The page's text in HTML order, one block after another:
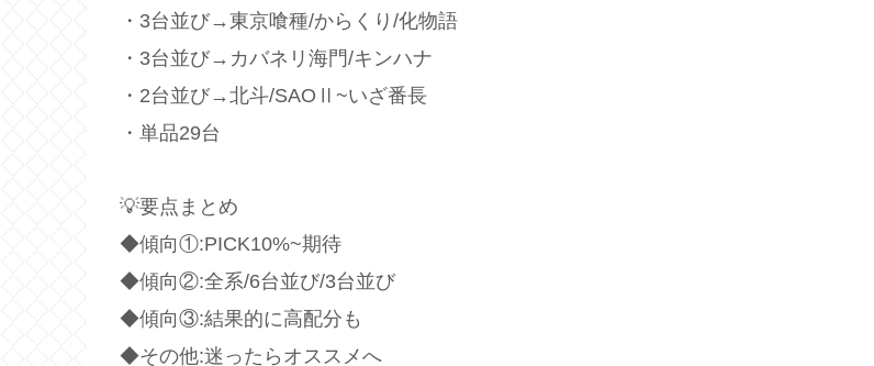
・3台並び→東京喰種/からくり/化物語
・3台並び→カバネリ海門/キンハナ
・2台並び→北斗/SAOⅡ~いざ番長
・単品29台
💡要点まとめ
◆傾向①:PICK10%~期待
◆傾向②:全系/6台並び/3台並び
◆傾向③:結果的に高配分も
◆その他:迷ったらオススメへ